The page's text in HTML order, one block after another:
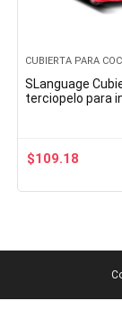
CUBIERTA PARA
SLanguage
terciopelo para
$109.18